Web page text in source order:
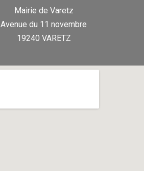
Mairie de Varetz
Avenue du 11 novembre
19240 VARETZ